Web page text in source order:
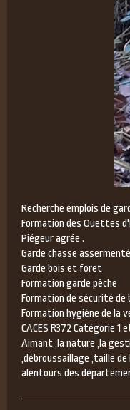
Recherche emplois de
Formation des Ouettes
Piégeur agrée .
Garde chasse
Garde bois et foret
Formation garde pêche
Formation de sécurité
Formation hygiène de la
CACES R372 Catégorie 1
Aimant ,la nature ,la
,débroussaillage ,taille de
alentours des